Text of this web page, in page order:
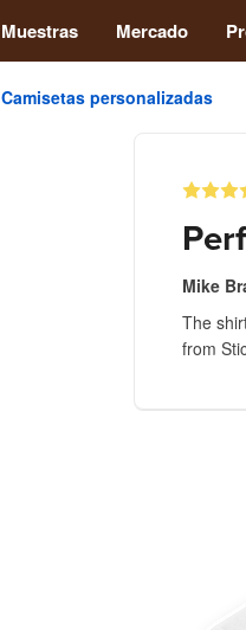
Muestras Mercado
Camisetas personalizadas
Mike
The
from